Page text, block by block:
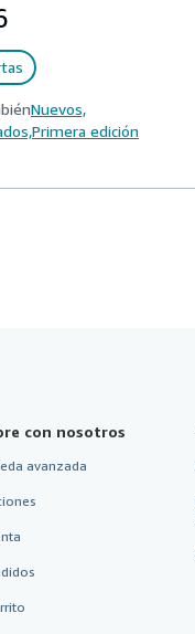
Nuevos,
Primera edición
con nosotros
avanzada